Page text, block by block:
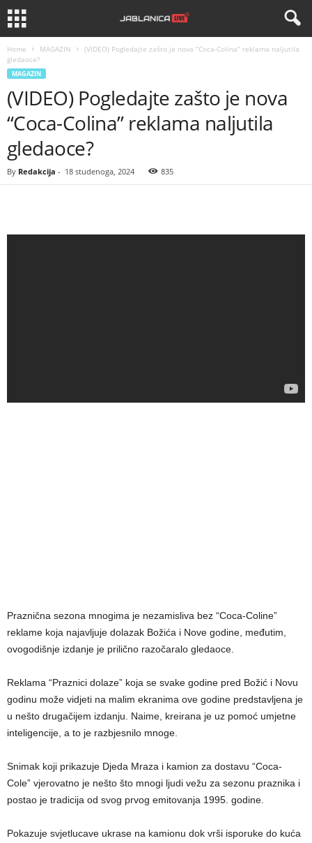
Home MAGAZIN
(VIDEO) Pogledajte zašto je nova “Coca-Colina” reklama naljutila
gledaoce?
MAGAZIN
(VIDEO) Pogledajte zašto je nova
“Coca-Colina” reklama naljutila
gledaoce?
By Redakcija - 18 studenoga, 2024 835
Praznična sezona mnogima je nezamisliva bez “Coca-Coline”
reklame koja najavljuje dolazak Božića i Nove godine, međutim,
ovogodišnje izdanje je prilično razočaralo gledaoce.
Reklama “Praznici dolaze” koja se svake godine pred Božić i Novu
godinu može vidjeti na malim ekranima ove godine predstavljena je
u nešto drugačijem izdanju. Naime, kreirana je uz pomoć umjetne
inteligencije, a to je razbjesnilo mnoge.
Snimak koji prikazuje Djeda Mraza i kamion za dostavu “Coca-
Cole” vjerovatno je nešto što mnogi ljudi vežu za sezonu praznika i
postao je tradicija od svog prvog emitovanja 1995. godine.
Pokazuje svjetlucave ukrase na kamionu dok vrši isporuke do kuća